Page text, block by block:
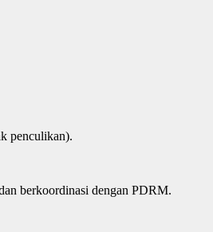
penculikan).
berkoordinasi dengan PDRM.